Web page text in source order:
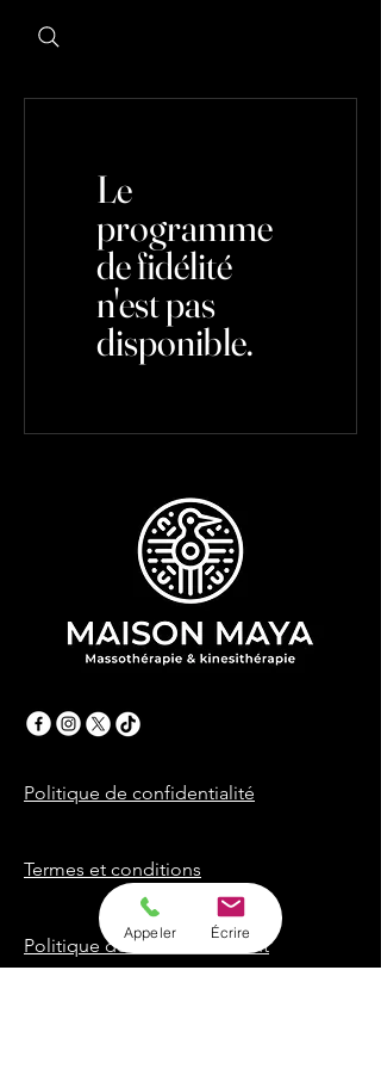
Le
programme
de fidélité
n'est pas
disponible.
Politique de confidentialité
Termes et conditions
Politique de remboursement
Appeler Écrire